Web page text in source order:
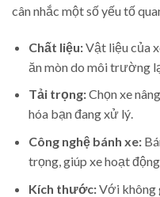
cân nhắc một số yếu tố
Chất liệu:Vật liệu của
ăn mòn do môi trường
Tải trọng:Chọn xe
hóa bạn đang xử lý.
Công nghệ bánh xe:
trọng, giúp xe hoạt
Kích thước:Với không